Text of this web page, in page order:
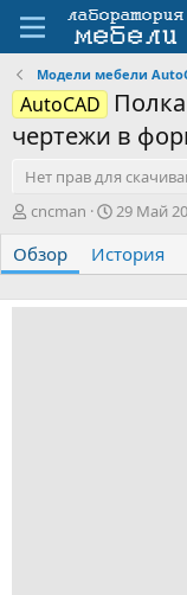
Модели мебели
AutoCAD
чертежи в
Нет прав для
А
т
о
р
cncman
Д
т
а
с
29 Май
Обзор История